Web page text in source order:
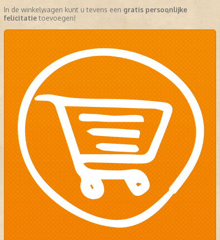
In de winkelwagen kunt u tevens een gratis persoonlijke
felicitatietoevoegen!